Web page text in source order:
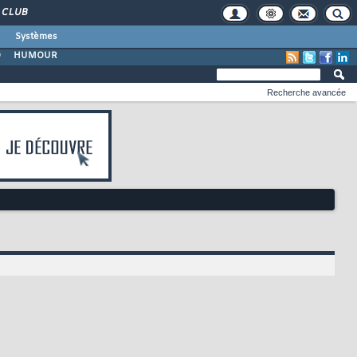
CLUB
Systèmes
HUMOUR
Recherche avancée